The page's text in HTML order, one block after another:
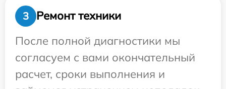
3
Ремонт техники
После полной диагностики мы
согласуем с вами окончательный
расчет, сроки выполнения и